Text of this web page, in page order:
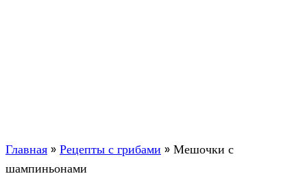
Главная»Рецепты с грибами »Мешочки с
шампиньонами